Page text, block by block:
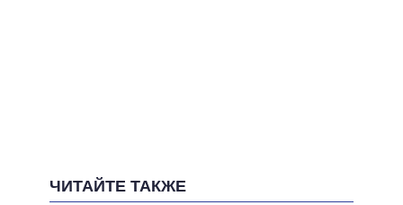
ЧИТАЙТЕ ТАКЖЕ